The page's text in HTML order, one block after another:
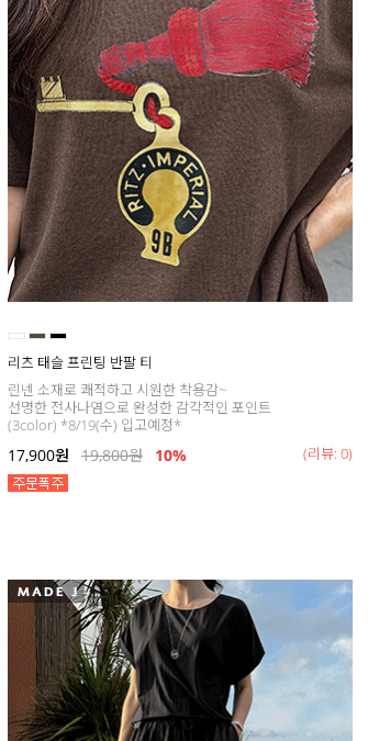
리츠 태슬 프린팅 반팔 티
린넨 소재로 쾌적하고 시원한 착용감~
선명한 전사나염으로 완성한 감각적인 포인트
(3color) *8/19(수) 입고예정*
17,900원 19,800원 10% (리뷰: 0)